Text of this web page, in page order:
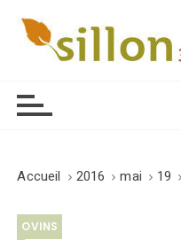
Accueil 2016 mai 19
OVINS